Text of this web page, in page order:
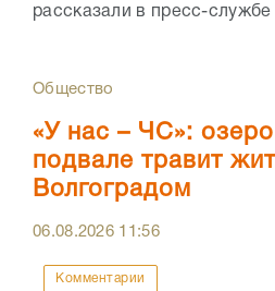
рассказали в пресс-
Общество
«У нас – ЧС»:
подвале травит
Волгоградом
06.08.2026 11:56
Комментарии